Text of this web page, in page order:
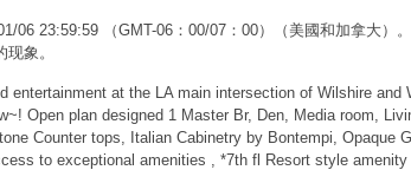
06 23:59:59 （GMT-06：00/07：00）（美國和加拿大）。
象。
entertainment at the LA main intersection of Wilshire
Open plan designed 1 Master Br, Den, Media room,
Counter tops, Italian Cabinetry by Bontempi,
to exceptional amenities , *7th fl Resort style